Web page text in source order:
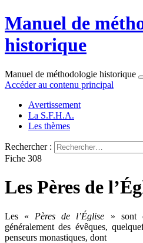
Manuel de
historique
Manuel de méthodologie historique
Accéder au contenu principal
Avertissement
La S.F.H.A.
Les thèmes
Rechercher :
Fiche 308
Les Pères de
Les « Pères de l’Église » sont
généralement des évêques,
penseurs monastiques, dont